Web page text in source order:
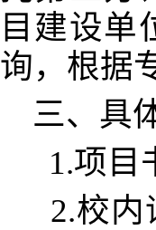
目建设单
询，根据
三、具
1.项目
2.校